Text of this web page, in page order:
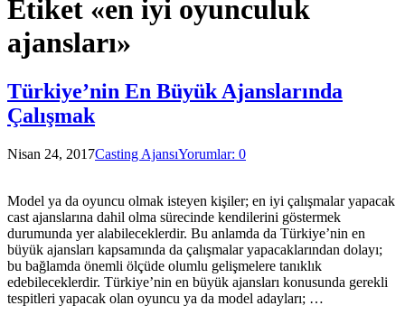
Etiket «en iyi oyunculuk
ajansları»
Türkiye’nin En Büyük Ajanslarında
Çalışmak
Nisan 24, 2017Casting AjansıYorumlar: 0
Model ya da oyuncu olmak isteyen kişiler; en iyi çalışmalar yapacak
cast ajanslarına dahil olma sürecinde kendilerini göstermek
durumunda yer alabileceklerdir. Bu anlamda da Türkiye’nin en
büyük ajansları kapsamında da çalışmalar yapacaklarından dolayı;
bu bağlamda önemli ölçüde olumlu gelişmelere tanıklık
edebileceklerdir. Türkiye’nin en büyük ajansları konusunda gerekli
tespitleri yapacak olan oyuncu ya da model adayları; …